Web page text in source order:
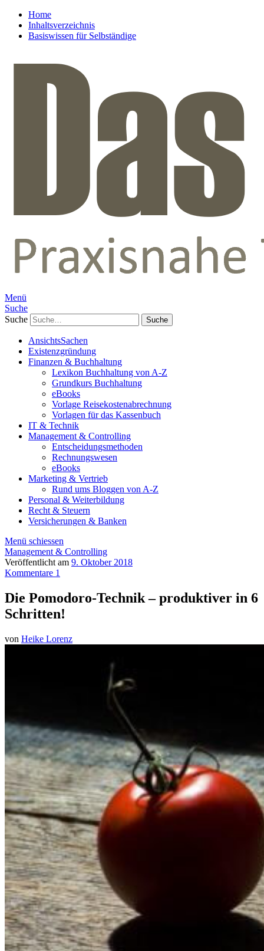
Home
Inhaltsverzeichnis
Basiswissen für Selbständige
Menü
Suche
Suche
AnsichtsSachen
Existenzgründung
Finanzen & Buchhaltung
Lexikon Buchhaltung von A-Z
Grundkurs Buchhaltung
eBooks
Vorlage Reisekostenabrechnung
Vorlagen für das Kassenbuch
IT & Technik
Management & Controlling
Entscheidungsmethoden
Rechnungswesen
eBooks
Marketing & Vertrieb
Rund ums Bloggen von A-Z
Personal & Weiterbildung
Recht & Steuern
Versicherungen & Banken
Menü schiessen
Management & Controlling
Veröffentlicht am 9. Oktober 2018
Kommentare 1
Die Pomodoro-Technik – produktiver in 6
Schritten!
von Heike Lorenz